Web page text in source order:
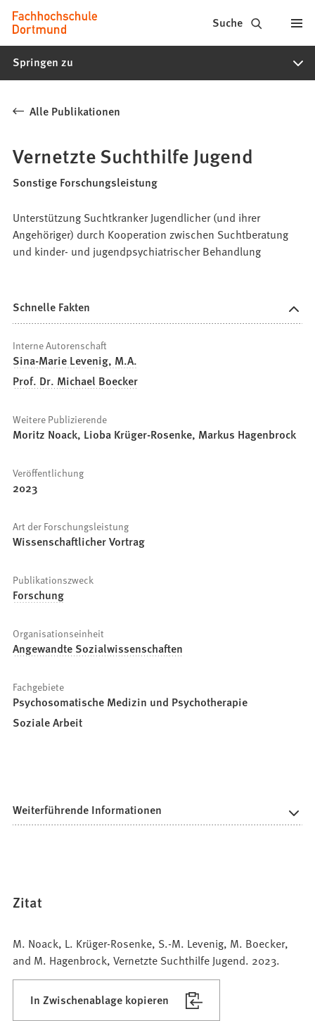
Inhalt anspringen
Fachhochschule
Dortmund
-
Studiengänge,
Bewerbung
Suche
Springen zu
Alle Publikationen
Vernetzte Suchthilfe Jugend
Sonstige Forschungsleistung
Unterstützung Suchtkranker Jugendlicher (und ihrer
Angehöriger) durch Kooperation zwischen Suchtberatung
und kinder- und jugendpsychiatrischer Behandlung
Schnelle Fakten
Interne Autorenschaft
Sina-Marie Levenig, M.A.
Prof. Dr. Michael Boecker
Weitere Publizierende
Moritz Noack, Lioba Krüger-Rosenke, Markus Hagenbrock
Veröffentlichung
2023
Art der Forschungsleistung
Wissenschaftlicher Vortrag
Publikationszweck
Forschung
Organisationseinheit
Angewandte Sozialwissenschaften
Fachgebiete
Psychosomatische Medizin und Psychotherapie
Soziale Arbeit
Weiterführende Informationen
Zitat
M. Noack, L. Krüger-Rosenke, S.-M. Levenig, M. Boecker,
and M. Hagenbrock, Vernetzte Suchthilfe Jugend. 2023.
In Zwischenablage kopieren